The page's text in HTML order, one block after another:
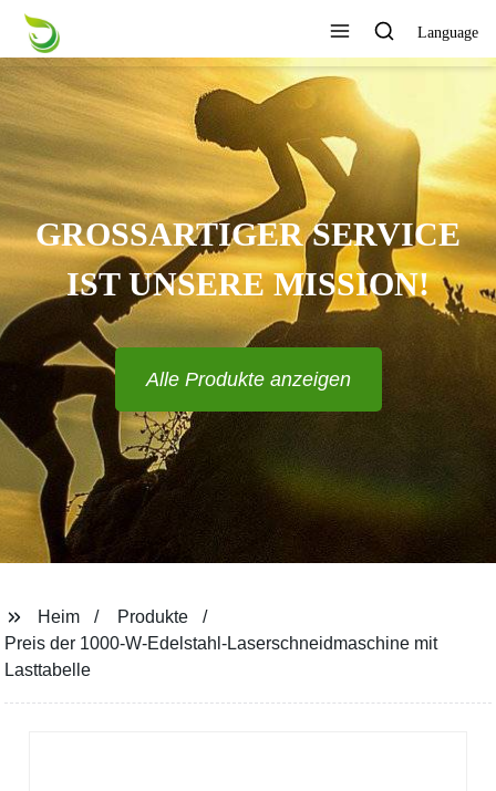
Language
GROSSARTIGER SERVICE I
ST UNSERE MISSION!
Alle Produkte anzeigen
Heim
Produkte
Preis der 1000-W-Edelstahl-Laserschneidmaschine mit
Lasttabelle